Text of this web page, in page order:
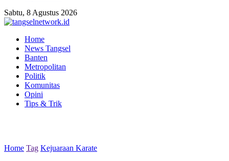
Sabtu, 8 Agustus 2026
Home
News Tangsel
Banten
Metropolitan
Politik
Komunitas
Opini
Tips & Trik
Home Tag Kejuaraan Karate